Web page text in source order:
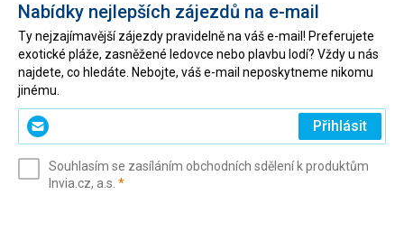
Nabídky nejlepších zájezdů na e-mail
Ty nejzajímavější zájezdy pravidelně na váš e-mail! Preferujete
exotické pláže, zasněžené ledovce nebo plavbu lodí? Vždy u nás
najdete, co hledáte. Nebojte, váš e-mail neposkytneme nikomu
jinému.
Zadejte
svůj
(povinné)
Přihlásit
Souhlasím se zasíláním obchodních sdělení k produktům
Invia.cz, a.s. *(povinné)